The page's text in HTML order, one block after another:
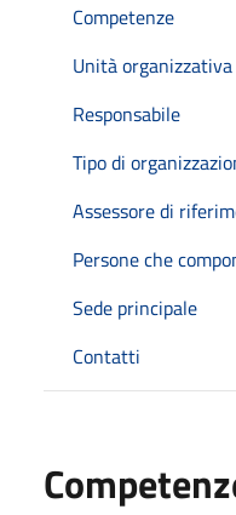
Competenze
Unità
Responsabile
Tipo di
Assessore di
Persone che
Sede principale
Contatti